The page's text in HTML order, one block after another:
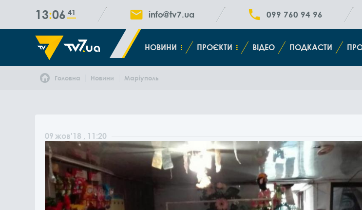
13 06 42 info@tv7.ua 099 760 94 96
НОВИНИ ПРОЄКТИ ВІДЕО ПОДКАСТИ
Головна Новини Маріуполь
09 жов'18 , 11:20